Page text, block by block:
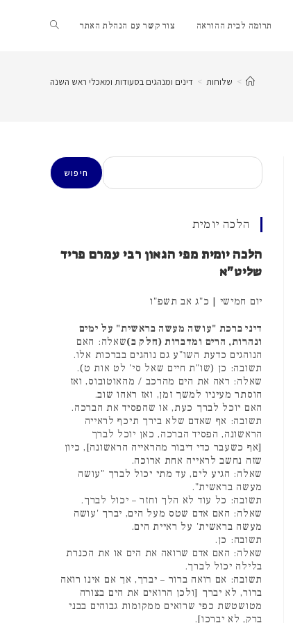
תרומה לבית ההוראה צור קשר עם הנהלת האתר Toggle
website > שלוחות > דינים ומנהגים בסעודות ומאכלי ראש השנה
חיפוש
חיפוש
הלכה יומית
הלכה יומית מפי הגאון רבי עמרם פריד
שליט"א
יום חמישי | כ"ג אב תשפ"ו
דיני ברכת "עושה מעשה בראשית" על ימים
ונהרות, הרים ומדברות (חלק ב)שאלה: האם
הנוהגים כדעת השו"ע גם נוהגים בברכות אלו.
תשובה: כן (שו"ת חיים שאל סי' לט אות ט).
שאלה: ראה את הים מהרכב / מהאוטובוס, ואז
הוסתר מעיניו למשך זמן, ואז ראהו שוב.
האם יוכל לברך כעת, או שהפסיד את הברכה.
תשובה: אף שאדם שלא בירך תיכף לראייה
הראשונה, הפסיד הברכה, כאן יוכל לברך
[אף כשעבר כדי דיבור מהראייה הראשונה], כיון
שזה נחשב לראייה אחת ארוכה.
שאלה: הגיע לים, עד מתי יכול לברך "עושה
מעשה בראשית".
תשובה: כל עוד לא הלך וחזר – יכול לברך.
שאלה: האם אדם שטס מעל הים, יברך 'עושה
מעשה בראשית' על ראיית הים.
תשובה: כן.
שאלה: האם אדם שרואה את הים או את הכנרת
בלילה יכול לברך.
תשובה: אם רואה ברור – יברך, אך אם אינו רואה
ברור, לא יברך [ולכן הרואים את הים בצורה
מטושטשת כפי שרואים ממקומות גבוהים בבני
ברק, לא יברכו].